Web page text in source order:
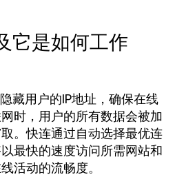
它是如何工作
藏用户的IP地址，确保在线
时，用户的所有数据会被加
。快连通过自动选择最优连
最快的速度访问所需网站和
活动的流畅度。